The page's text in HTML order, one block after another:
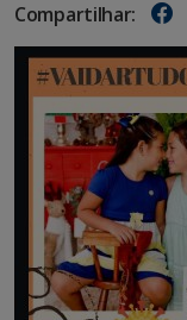
Compartilhar: